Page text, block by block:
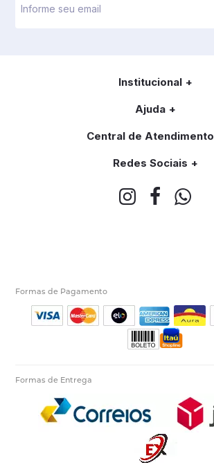
Institucional
Ajuda
Central de Atendimento
Redes Sociais
Formas de Pagamento
Formas de Entrega